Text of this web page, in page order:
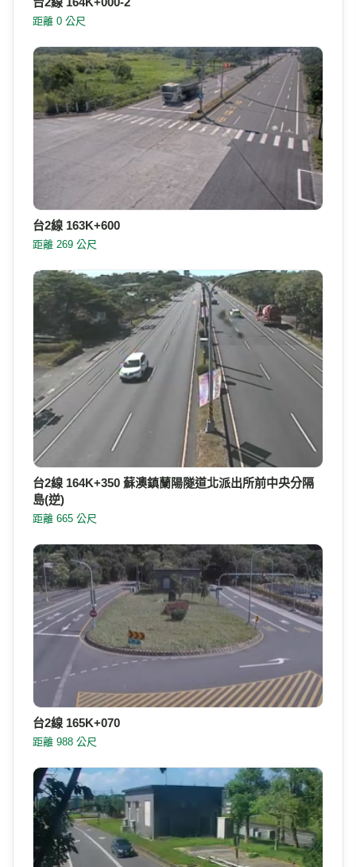
距離 0 公尺
台2線 163K+600
距離 269 公尺
台2線 164K+350 蘇澳鎮蘭陽隧道北派出所前中央分隔
島(逆)
距離 665 公尺
台2線 165K+070
距離 988 公尺